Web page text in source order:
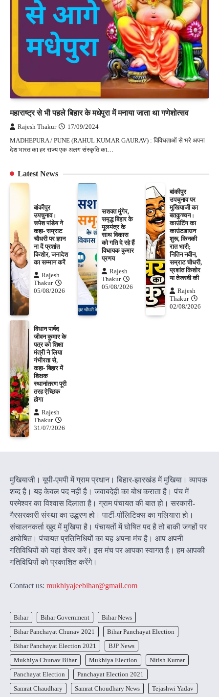
महाराष्ट्र से भी पहले बिहार के मधेपुरा में मनाया जाता था गणेशोत्सव
Rajesh Thakur 17/09/2024
MADHEPURA / PUNE (RAHUL KUMAR GAURAV) : विविधताओं से भरे अपना
देश भारत का हर राज्य एक अलग संस्कृति का…
Latest News
बांकीपुर
उपचुनाव :
रूपेश पांडेय ने
कहा- सम्राट
चौधरी पर ज्ञान
ना दें प्रशांत
किशोर, जनादेश
का सम्मान करें
Rajesh
Thakur
05/08/2026
सशक्त मुंगेर,
समृद्ध बिहार के
मूलमंत्र के
साथ विकास
को गति दे रहे हैं
विधायक कुमार
प्रणय
Rajesh
Thakur
05/08/2026
बांकीपुर
उपचुनाव पर
मुखियाजी का
बतकुच्चन :
काउंटिंग का
काउंटडाउन
शुरू, किनकी
रात भारी;
नितिन नवीन,
सम्राट चौधरी,
प्रशांत किशोर
या तेजस्वी की
Rajesh
Thakur
02/08/2026
विधान पार्षद
जीवन कुमार के
पत्र को शिक्षा
मंत्री ने लिया
गंभीरता से,
कहा- बिहार में
शिक्षक
स्थानांतरण पूरी
तरह ऐच्छिक
होगा
Rajesh
Thakur
31/07/2026
मुखियाजी। यूपी-एमपी में ग्राम प्रधान। बिहार-झारखंड में मुखिया। व्यापक
शब्द है। यह केवल पद नहीं है। जवाबदेही का बोध कराता है। पंच में
परमेश्वर का विश्वास दिलाता है। ग्राम पंचायत की बात हो। सरकारी-
गैरसरकारी संस्था का उद्धरण हो। पार्टी-पॉलिटिक्स का गलियारा हो।
संचालनकर्ता खुद में मुखिया है। पंचायतों में घोषित पद है तो बाकी जगहों पर
अघोषित। पंचायत प्रतिनिधियों का यह अपना मंच है। आप अपनी
गतिविधियों को यहां शेयर करें। इस मंच पर आपका स्वागत है। हम आपकी
गतिविधियों को प्रकाशित करेंगेे।
Contact us: mukhiyajeebihar@gmail.com
Bihar Bihar Government
Bihar News
Bihar Panchayat Chunav 2021
Bihar Panchayat Election
Bihar Panchayat Election 2021
BJP News
Mukhiya Chunav Bihar
Mukhiya Election
Nitish Kumar
Panchayat Election
Panchayat Election 2021
Samrat Chaudhary
Samrat Choudhary News
Tejashwi Yadav